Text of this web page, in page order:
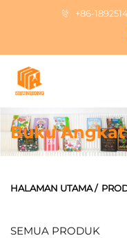
+86-
Buku
HALAMAN UTAMA/
SEMUA PRODUK